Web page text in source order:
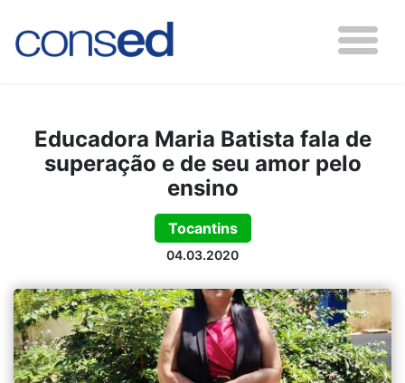
Educadora Maria Batista fala de
superação e de seu amor pelo
ensino
Tocantins
04.03.2020